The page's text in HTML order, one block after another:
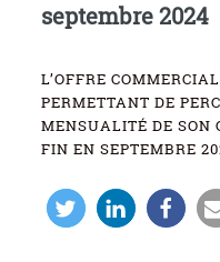
septembre 2024
L’OFFRE
PERMETTANT DE
MENSUALITÉ DE SON
FIN EN SEPTEMBRE